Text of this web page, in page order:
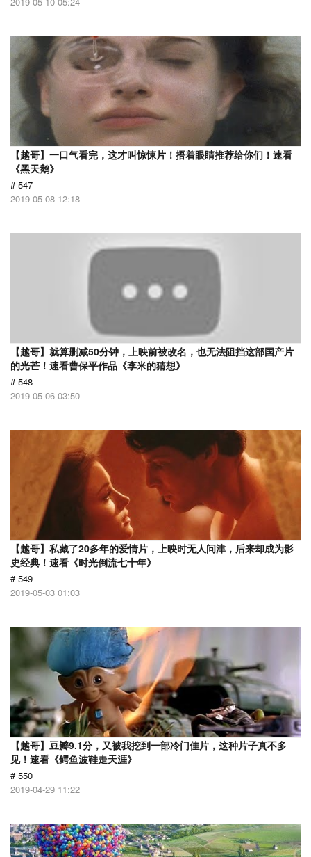
【越哥】一口气看完，这才叫惊悚片！捂着眼睛推荐给你们！速看
《黑天鹅》
# 547
2019-05-08 12:18
【越哥】就算删减50分钟，上映前被改名，也无法阻挡这部国产片
的光芒！速看曹保平作品《李米的猜想》
# 548
2019-05-06 03:50
【越哥】私藏了20多年的爱情片，上映时无人问津，后来却成为影
史经典！速看《时光倒流七十年》
# 549
2019-05-03 01:03
【越哥】豆瓣9.1分，又被我挖到一部冷门佳片，这种片子真不多
见！速看《鳄鱼波鞋走天涯》
# 550
2019-04-29 11:22